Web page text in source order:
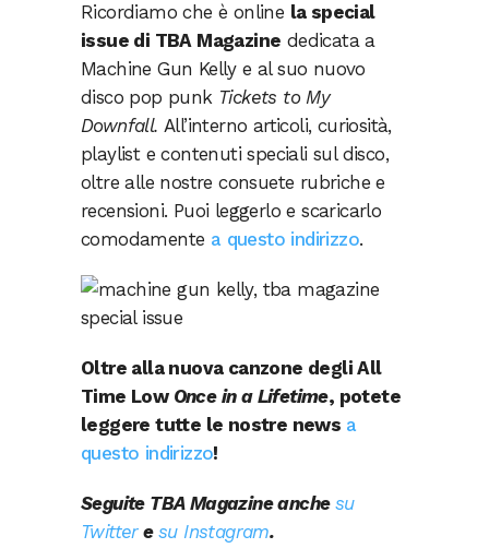
Ricordiamo che è online la special
issue di TBA Magazine dedicata a
Machine Gun Kelly e al suo nuovo
disco pop punk Tickets to My
Downfall.All’interno articoli, curiosità,
playlist e contenuti speciali sul disco,
oltre alle nostre consuete rubriche e
recensioni. Puoi leggerlo e scaricarlo
comodamente a questo indirizzo.
Oltre alla nuova canzone degli All
Time Low Once in a Lifetime, potete
leggere tutte le nostre news a
questo indirizzo!
Seguite TBA Magazine anche su
Twitteresu Instagram.